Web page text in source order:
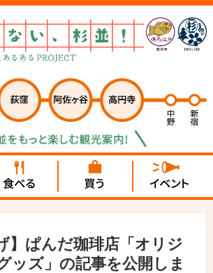
】ぱんだ珈琲店「オリジ
ッズ」の記事を公開しま